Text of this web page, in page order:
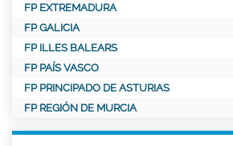
FP EXTREMADURA
FP GALICIA
FP ILLES BALEARS
FP PAÍS VASCO
FP PRINCIPADO DE ASTURIAS
FP REGIÓN DE MURCIA